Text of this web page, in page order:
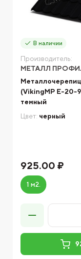
В наличии
Производитель:
МЕТАЛЛ
(VikingMP E-20-
темный
Цвет: черный
925.00 ₽
1 м2.